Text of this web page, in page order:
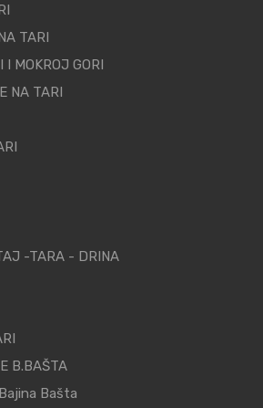
TARI
I MOKROJ GORI
NA TARI
-TARA - DRINA
B.BAŠTA
Bašta